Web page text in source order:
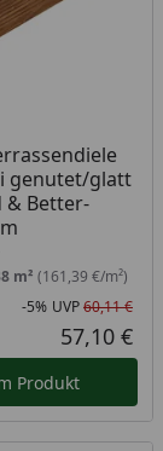
genutet/glatt
& Better-
Lager
m² (161,39 €/m²)
-5% UVP60,11 €
57,10 €
Produkt